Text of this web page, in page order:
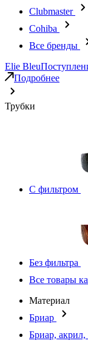
Clubmaster
Cohiba
Все бренды
Elie Bleu
Подробнее
Трубки
С фильтром
Без фильтра
Все товары
Материал
Бриар
Бриар, акрил,